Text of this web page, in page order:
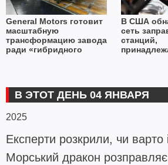
General Motors готовит
масштабную
трансформацию завода
ради «гибридного
В США
сеть
станций,
В ЭТОТ ДЕНЬ 04 ЯНВАРЯ
2025
Експерти розкрили, чи варто
Морський дракон розправляє